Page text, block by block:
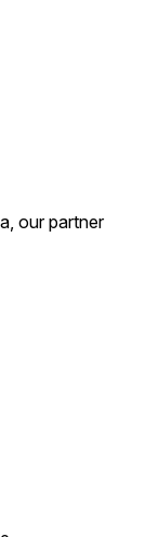
our partner